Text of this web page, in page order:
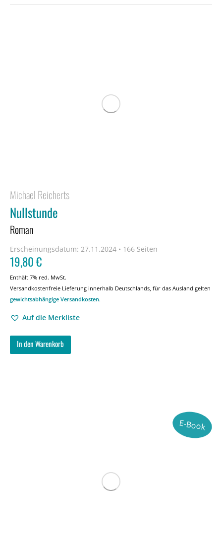
Michael Reicherts
Nullstunde
Roman
Erscheinungsdatum: 27.11.2024 • 166 Seiten
19,80€
Enthält 7% red. MwSt.
Versandkostenfreie Lieferung innerhalb Deutschlands, für das Ausland gelten
gewichtsabhängige Versandkosten.
Auf die Merkliste
In den Warenkorb
E-Book